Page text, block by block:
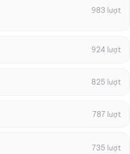
983 lượt
924 lượt
825 lượt
787 lượt
735 lượt